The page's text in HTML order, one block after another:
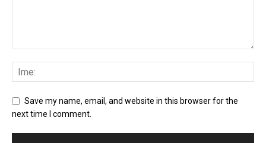
Save my name, email, and website in this browser for the
next time I comment.